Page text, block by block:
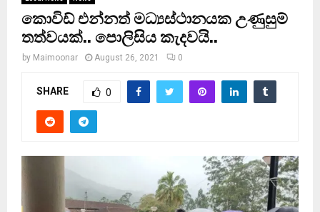
කොවිඩ් එන්නත් මධ්‍යස්ථානයක උණුසුම්
තත්වයක්.. පොලිසිය කැදවයි..
by Maimoonar August 26, 2021 0
SHARE 0